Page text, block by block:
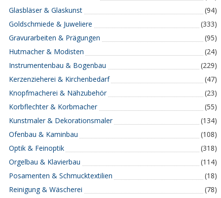
Glasbläser & Glaskunst
(94)
Goldschmiede & Juweliere
(333)
Gravurarbeiten & Prägungen
(95)
Hutmacher & Modisten
(24)
Instrumentenbau & Bogenbau
(229)
Kerzenzieherei & Kirchenbedarf
(47)
Knopfmacherei & Nähzubehör
(23)
Korbflechter & Korbmacher
(55)
Kunstmaler & Dekorationsmaler
(134)
Ofenbau & Kaminbau
(108)
Optik & Feinoptik
(318)
Orgelbau & Klavierbau
(114)
Posamenten & Schmucktextilien
(18)
Reinigung & Wäscherei
(78)